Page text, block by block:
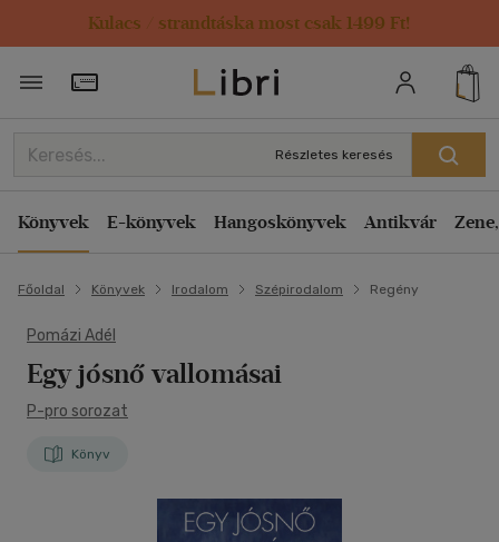
Kulacs / strandtáska most csak 1499 Ft!
Törzsvásárlói Kártya adatai
Részletes keresés
Könyvek E-könyvek Hangoskönyvek Antikvár
Főoldal Könyvek Irodalom Szépirodalom Regény
Pomázi Adél
Egy jósnő vallomásai
P-pro sorozat
Könyv